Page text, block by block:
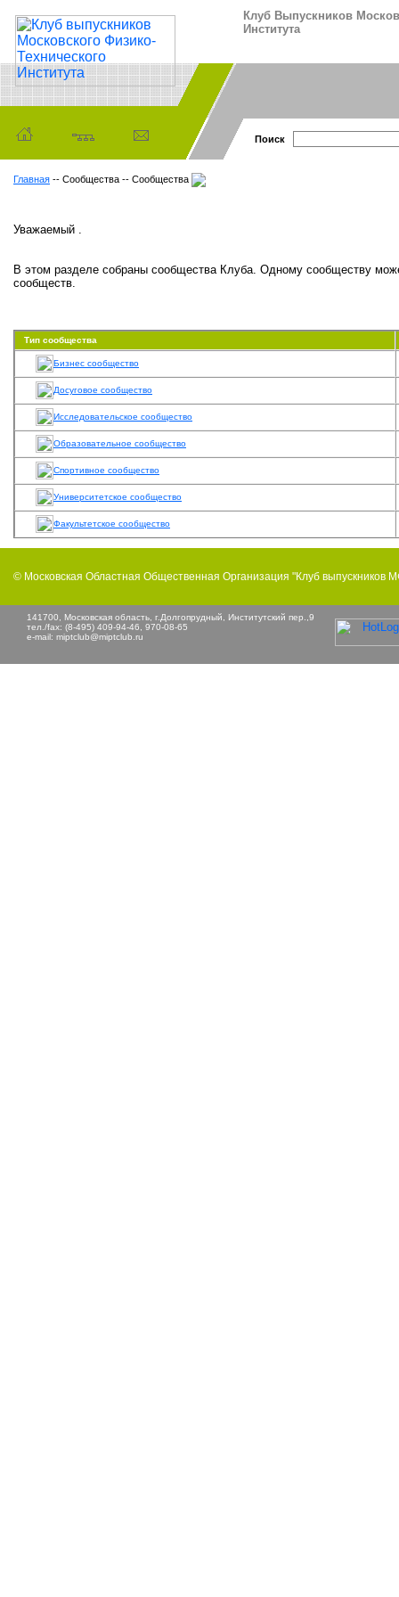
Клуб Выпускников
Института
Поиск
Главная -- Сообщества -- Сообщества
Уважаемый .
В этом разделе собраны сообщества Клуба. Одному сообществу
сообществ.
Тип сообщества
Бизнес сообщество
Досуговое сообщество
Исследовательское сообщество
Образовательное сообщество
Спортивное сообщество
Университетское сообщество
Факультетское сообщество
© Московская Областная Общественная Организация "Клуб выпускников
141700, Московская область, г.Долгопрудный, Институтский пер.,9
тел./fax: (8-495) 409-94-46, 970-08-65
e-mail: miptclub@miptclub.ru